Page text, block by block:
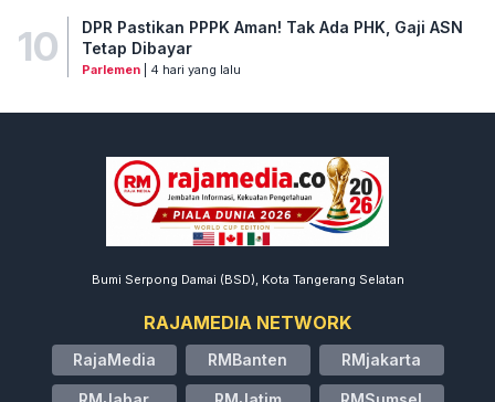
10
DPR Pastikan PPPK Aman! Tak Ada PHK, Gaji ASN
Tetap Dibayar
Parlemen| 4 hari yang lalu
Bumi Serpong Damai (BSD), Kota Tangerang Selatan
RAJAMEDIA NETWORK
RajaMedia RMBanten RMjakarta